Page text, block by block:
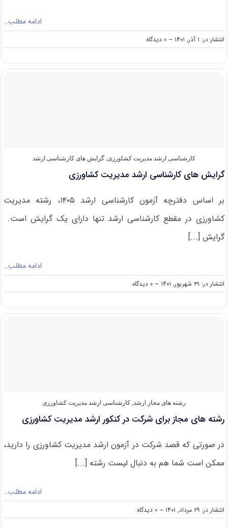
ادامه مطلب…
انتشار در: ۱ آذر, ۱۴۰۱ -- ۰ دیدگاه
on
سوالات
پاسخنامه
کارشناسی ارشد مدیریت کشاورزی, گرایش های کارشناسی ارشد
گرایش های کارشناسی ارشد مدیریت کشاورزی
بر اساس دفترچه آزمون کارشناسی ارشد ۱۴۰۵، رشته مدیریت
کشاورزی در مقطع کارشناسی ارشد تنها دارای یک گرایش است.
گرایش [...]
ادامه مطلب…
انتشار در: ۳۱ شهریور, ۱۴۰۱ -- ۰ دیدگاه
on
گرایش
کارشناسی
رشته های مجاز ارشد, کارشناسی ارشد مدیریت کشاورزی
رشته های مجاز برای شرکت در کنکور ارشد مدیریت کشاورزی
در صورتی که قصد شرکت در آزمون ارشد مدیریت کشاورزی را دارید،
ممکن است شما هم به دنبال لیست رشته [...]
ادامه مطلب…
انتشار در: ۲۹ مرداد, ۱۴۰۱ -- ۰ دیدگاه
on
رشته